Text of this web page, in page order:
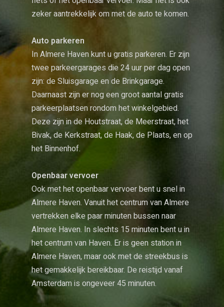
zeker aantrekkelijk om met de auto te komen.
Auto parkeren
In Almere Haven kunt u gratis parkeren. Er zijn
twee parkeergarages die 24 uur per dag open
zijn: de Sluisgarage en de Brinkgarage.
Daarnaast zijn er nog een groot aantal gratis
parkeerplaatsen rondom het winkelgebied.
Deze zijn in de Houtstraat, de Meerstraat, het
Bivak, de Kerkstraat, de Haak, de Plaats, en op
het Binnenhof.
Openbaar vervoer
Ook met het openbaar vervoer bent u snel in
Almere Haven. Vanuit het centrum van Almere
vertrekken elke paar minuten bussen naar
Almere Haven. In slechts 15 minuten bent u in
het centrum van Haven. Er is geen station in
Almere Haven, maar ook met de streekbus is
het gemakkelijk bereikbaar. De reistijd vanaf
Amsterdam is ongeveer 45 minuten.